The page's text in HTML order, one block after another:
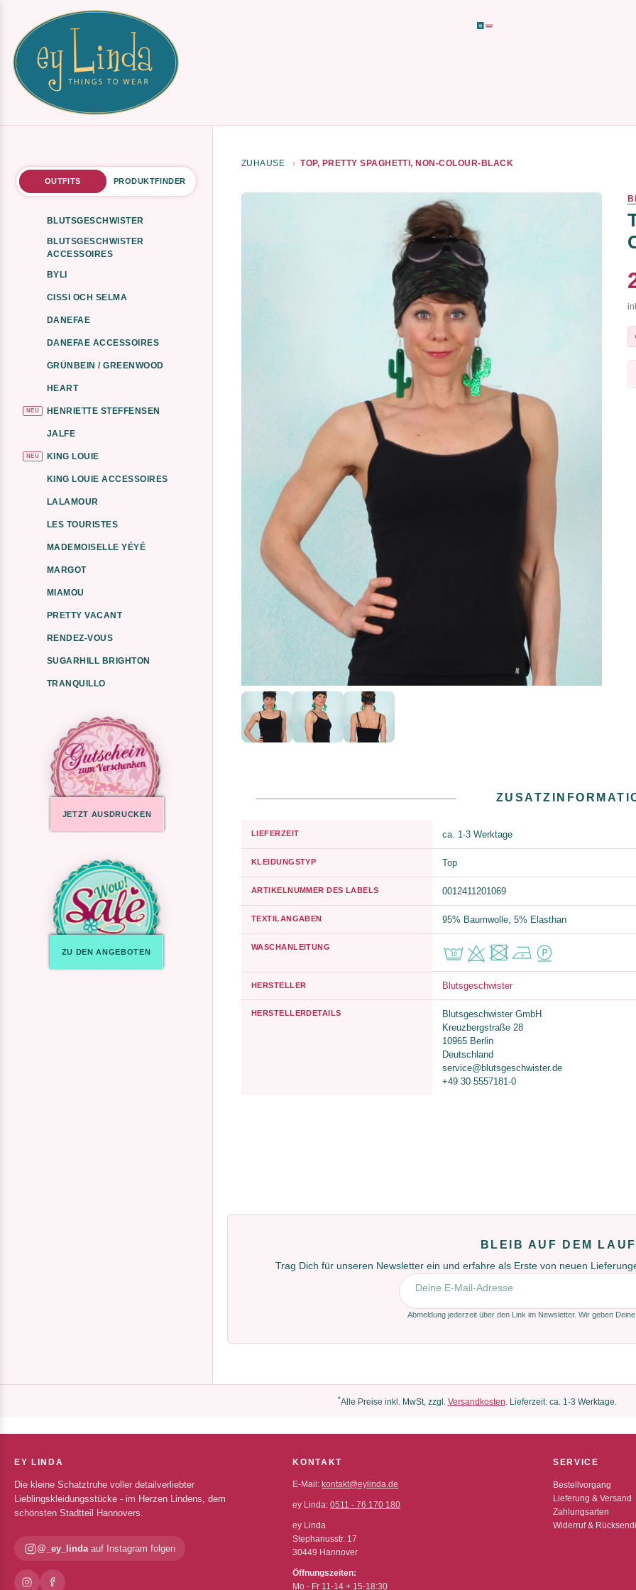
OUTFITS PRODUKTFINDER
BLUTSGESCHWISTER
BLUTSGESCHWISTER
ACCESSOIRES
BYLI
CISSI OCH SELMA
DANEFAE
DANEFAE ACCESSOIRES
GRÜNBEIN / GREENWOOD
HEART
NEU HENRIETTE STEFFENSEN
JALFE
NEU KING LOUIE
KING LOUIE ACCESSOIRES
LALAMOUR
LES TOURISTES
MADEMOISELLE YÉYÉ
MARGOT
MIAMOU
PRETTY VACANT
RENDEZ-VOUS
SUGARHILL BRIGHTON
TRANQUILLO
JETZT AUSDRUCKEN
ZU DEN ANGEBOTEN
ZUHAUSE TOP, PRETTY SPAGHETTI, NON-COLOUR-BLACK
LIEFERZEIT ca. 1-3 Werktage
KLEIDUNGSTYP Top
ARTIKELNUMMER DES LABELS 0012411201069
TEXTILANGABEN 95% Baumwolle, 5% Elasthan
WASCHANLEITUNG
HERSTELLER Blutsgeschwister
HERSTELLERDETAILS
Blutsgeschwister GmbH
Kreuzbergstraße 28
10965 Berlin
Deutschland
service@blutsgeschwister.de
+49 30 5557181-0
BLEIB AUF DEM
Trag Dich für unseren Newsletter ein und erfahre als Erste von neuen
E-Mail-Adresse
Abmeldung jederzeit über den Link im Newsletter. Wir geben
*Alle Preise inkl. MwSt, zzgl. Versandkosten. Lieferzeit: ca. 1-3 Werktage.
EY LINDA
Die kleine Schatztruhe voller detailverliebter
Lieblingskleidungsstücke - im Herzen Lindens, dem
schönsten Stadtteil Hannovers.
@_ey_lindaauf Instagram folgen
KONTAKT
E-Mail: kontakt@eylinda.de
ey Linda:0511 - 76 170 180
ey Linda
Stephanusstr. 17
30449 Hannover
Öffnungszeiten:
Mo - Fr 11-14 + 15-18:30
SERVICE
Bestellvorgang
Lieferung & Versand
Zahlungsarten
Widerruf &